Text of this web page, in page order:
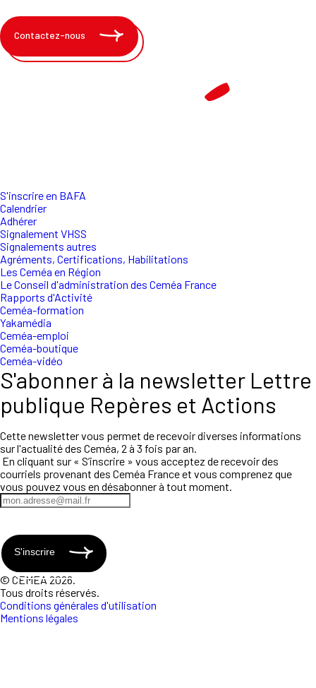
Contactez-nous
S'inscrire en BAFA
Calendrier
Adhérer
Signalement VHSS
Signalements autres
Agréments, Certifications, Habilitations
Les Ceméa en Région
Le Conseil d'administration des Ceméa France
Rapports d'Activité
Ceméa-formation
Yakamédia
Ceméa-emploi
Ceméa-boutique
Ceméa-vidéo
S'abonner à la newsletter Lettre
publique Repères et Actions
Cette newsletter vous permet de recevoir diverses informations
sur l'actualité des Ceméa, 2 à 3 fois par an.
En cliquant sur « S’inscrire » vous acceptez de recevoir des
courriels provenant des Ceméa France et vous comprenez que
vous pouvez vous en désabonner à tout moment.
S'inscrire
© CEMEA 2026.
Tous droits réservés.
Conditions générales d'utilisation
Mentions légales